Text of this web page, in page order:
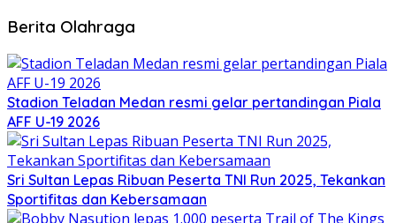
Berita Olahraga
Stadion Teladan Medan resmi gelar pertandingan Piala
AFF U-19 2026
Sri Sultan Lepas Ribuan Peserta TNI Run 2025, Tekankan
Sportifitas dan Kebersamaan